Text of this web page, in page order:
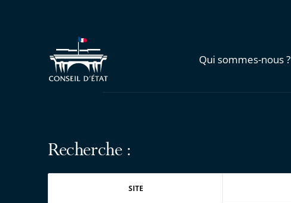
Qui sommes-nous ?
Recherche :
SITE